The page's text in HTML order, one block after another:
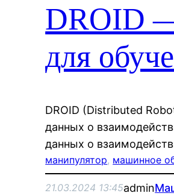
DROID
для
DROID (Distributed
данных о
данных о
манипулятор, машинное
21.03.2024 13:45admin